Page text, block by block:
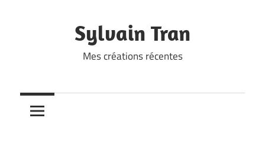
Sylvain Tran
Mes créations récentes